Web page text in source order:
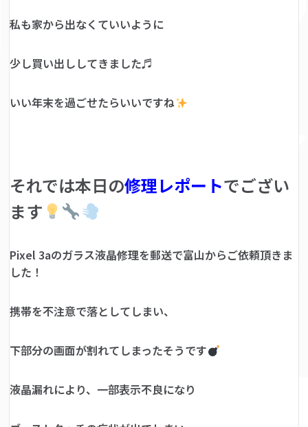
私も家から出なくていいように
少し買い出ししてきました♬
いい年末を過ごせたらいいですね
それでは本日の修理レポートでござい
ます
Pixel 3aのガラス液晶修理を郵送で富山からご依頼頂きま
した！
携帯を不注意で落としてしまい、
下部分の画面が割れてしまったそうです
液晶漏れにより、一部表示不良になり